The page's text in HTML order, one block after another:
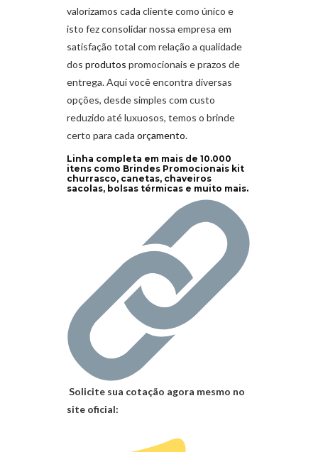
valorizamos cada cliente como único e
isto fez consolidar nossa empresa em
satisfação total com relação a qualidade
dos produtos promocionais e prazos de
entrega. Aqui você encontra diversas
opções, desde simples com custo
reduzido até luxuosos, temos o brinde
certo para cada orçamento.
Linha completa em mais de 10.000
itens como Brindes Promocionais kit
churrasco, canetas, chaveiros
sacolas, bolsas térmicas e muito mais.
Solicite sua cotação agora mesmo no
site oficial: